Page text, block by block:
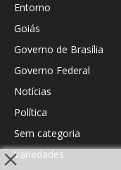
Entorno
Goiás
Governo de Brasília
Governo Federal
Notícias
Política
Sem categoria
Variedades